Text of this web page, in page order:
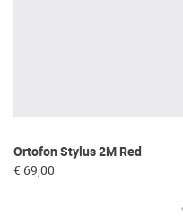
Ortofon Stylus 2M Red
€ 69,00